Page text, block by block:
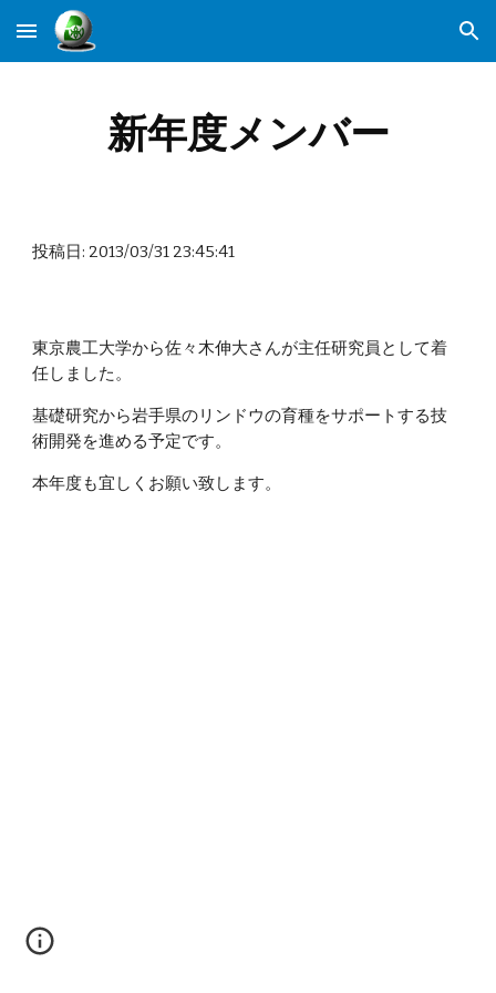
Skip to main content Skip to navigation
新年度メンバー
投稿日: 2013/03/31 23:45:41
東京農工大学から佐々木伸大さんが主任研究員として着
任しました。
基礎研究から岩手県のリンドウの育種をサポートする技
術開発を進める予定です。
本年度も宜しくお願い致します。